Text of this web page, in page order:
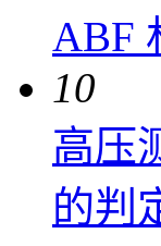
ABF
10
高压
的判